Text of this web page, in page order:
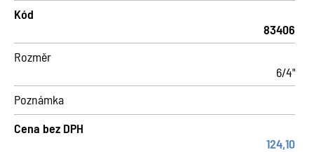
Kód
83406
Rozměr
6/4"
Poznámka
Cena bez DPH
124,10